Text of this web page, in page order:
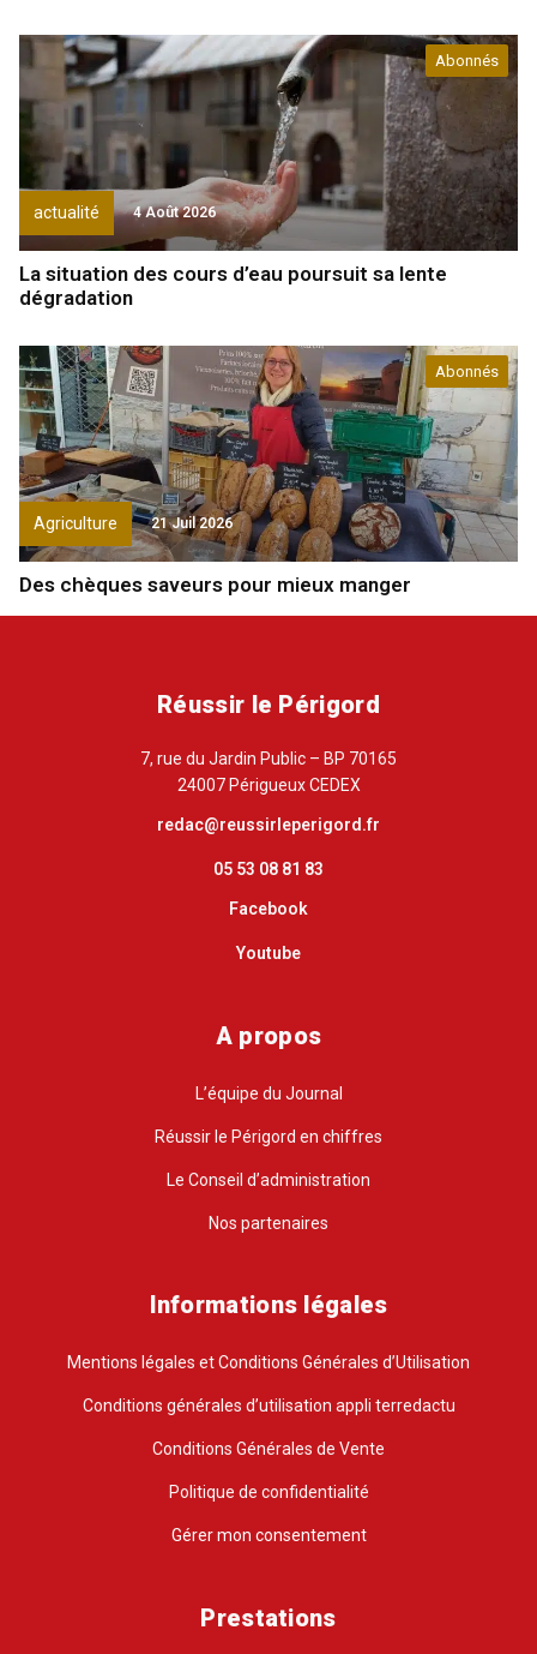
actualité
Abonnés
4 Août 2026
La situation des cours d’eau poursuit sa lente
dégradation
Agriculture
Abonnés
21 Juil 2026
Des chèques saveurs pour mieux manger
Réussir le Périgord
7, rue du Jardin Public – BP 70165
24007 Périgueux CEDEX
redac@reussirleperigord.fr
05 53 08 81 83
Facebook
Youtube
A propos
L’équipe du Journal
Réussir le Périgord en chiffres
Le Conseil d’administration
Nos partenaires
Informations légales
Mentions légales et Conditions Générales d’Utilisation
Conditions générales d’utilisation appli terredactu
Conditions Générales de Vente
Politique de confidentialité
Gérer mon consentement
Prestations